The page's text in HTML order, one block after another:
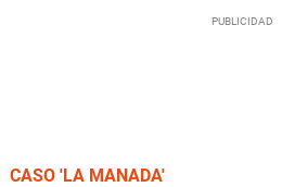
CASO 'LA MANADA'